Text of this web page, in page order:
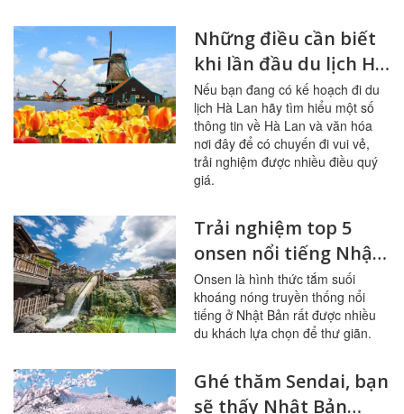
Những điều cần biết
khi lần đầu du lịch Hà
Lan
Nếu bạn đang có kế hoạch đi du
lịch Hà Lan hãy tìm hiểu một số
thông tin về Hà Lan và văn hóa
nơi đây để có chuyến đi vui vẻ,
trải nghiệm được nhiều điều quý
giá.
Trải nghiệm top 5
onsen nổi tiếng Nhật
Bản
Onsen là hình thức tắm suối
khoáng nóng truyền thống nổi
tiếng ở Nhật Bản rất được nhiều
du khách lựa chọn để thư giãn.
Ghé thăm Sendai, bạn
sẽ thấy Nhật Bản